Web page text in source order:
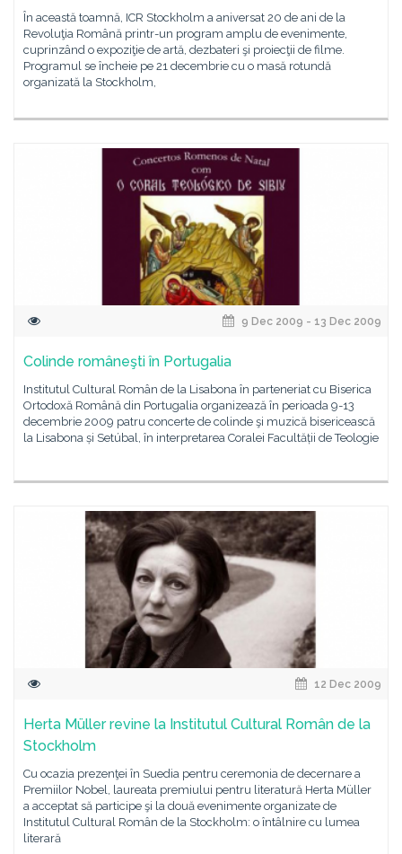
În această toamnă, ICR Stockholm a aniversat 20 de ani de la
Revoluţia Română printr-un program amplu de evenimente,
cuprinzând o expoziţie de artă, dezbateri şi proiecţii de filme.
Programul se încheie pe 21 decembrie cu o masă rotundă
organizată la Stockholm,
9 Dec 2009 - 13 Dec 2009
Colinde româneşti în Portugalia
Institutul Cultural Român de la Lisabona în parteneriat cu Biserica
Ortodoxă Română din Portugalia organizează în perioada 9-13
decembrie 2009 patru concerte de colinde şi muzică bisericească
la Lisabona și Setúbal, în interpretarea Coralei Facultății de Teologie
12 Dec 2009
Herta Müller revine la Institutul Cultural Român de la
Stockholm
Cu ocazia prezenţei în Suedia pentru ceremonia de decernare a
Premiilor Nobel, laureata premiului pentru literatură Herta Müller
a acceptat să participe şi la două evenimente organizate de
Institutul Cultural Român de la Stockholm: o întâlnire cu lumea
literară